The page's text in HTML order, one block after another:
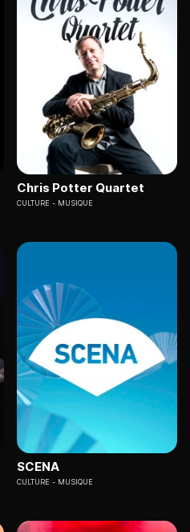
Chris Potter Quartet
CULTURE MUSIQUE
SCENA
CULTURE MUSIQUE